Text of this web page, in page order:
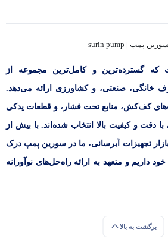
گسترده‌ترین و کامل‌ترین مجموعه از
خانگی، صنعتی، و کشاورزی ارائه می‌دهد.
کف‌کش، منابع تحت فشار، و قطعات یدکی
و کیفیت بالا انتخاب شده‌اند. با بیش از
تجهیزات آبرسانی، ما در سورین پمپ درک
داریم و متعهد به ارائه راه‌حل‌های نوآورانه
برگشت به بالا